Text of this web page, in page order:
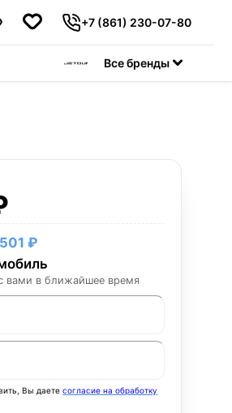
+7 (861) 230-07-80
Jetour55
Все бренды
501 ₽
вами в ближайшее время
Вы даетесогласие на обработку